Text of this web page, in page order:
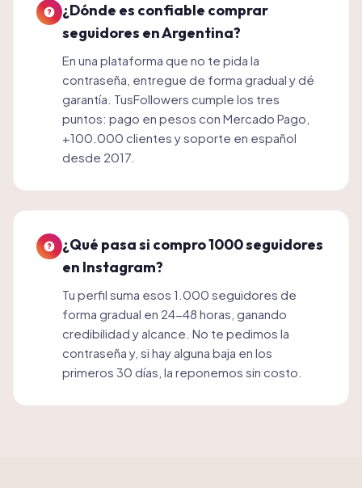
¿Dónde es confiable comprar
seguidores en Argentina?
En una plataforma que no te pida la
contraseña, entregue de forma gradual y dé
garantía. TusFollowers cumple los tres
puntos: pago en pesos con Mercado Pago,
+100.000 clientes y soporte en español
desde 2017.
¿Qué pasa si compro 1000 seguidores
en Instagram?
Tu perfil suma esos 1.000 seguidores de
forma gradual en 24-48 horas, ganando
credibilidad y alcance. No te pedimos la
contraseña y, si hay alguna baja en los
primeros 30 días, la reponemos sin costo.